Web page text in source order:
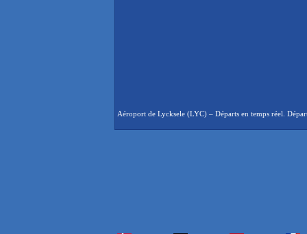
Aéroport de Lycksele (LYC) – Départs en temps réel.